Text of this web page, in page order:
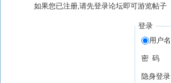
如果您已注册,请先登录论坛即可游览帖子
登录
用户名
密 码
隐身登录